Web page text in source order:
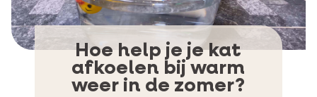
Hoe help je je kat
afkoelen bij warm
weer in de zomer?